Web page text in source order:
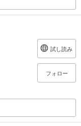
試し読み
フォロー